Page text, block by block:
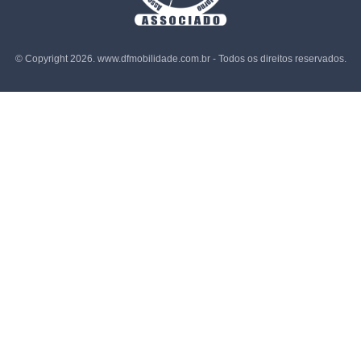
© Copyright 2026. www.dfmobilidade.com.br - Todos os direitos reservados.